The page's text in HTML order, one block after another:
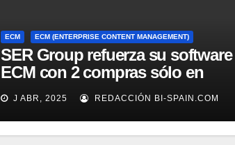
ECM ECM (ENTERPRISE CONTENT MANAGEMENT)
SER Group refuerza su software
ECM con 2 compras sólo en
marzo
J ABR, 2025 REDACCIÓN BI-SPAIN.COM